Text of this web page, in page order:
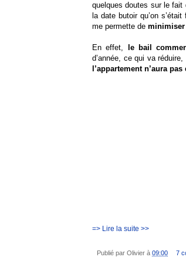
quelques doutes sur le fait
la date butoir qu’on
me permette de minimiser
En effet, le bail
d’année, ce qui va
l’appartement n’aura
=> Lire la suite >>
Publié par Olivier à 09:00
7